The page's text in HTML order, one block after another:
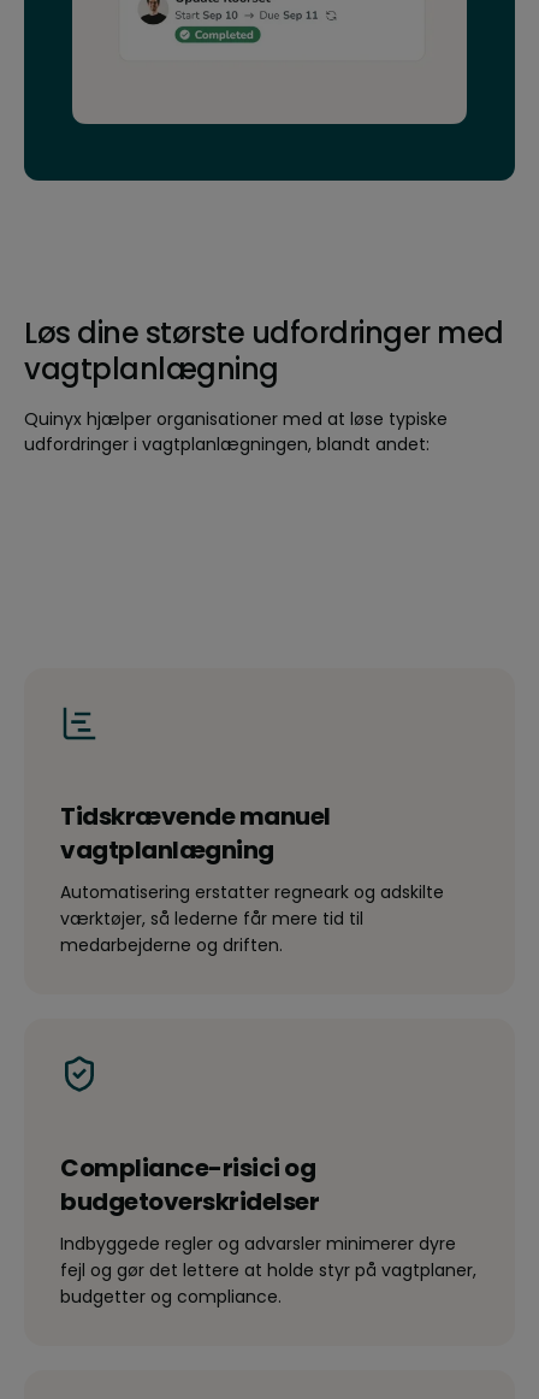
Løs dine største udfordringer med
vagtplanlægning
Quinyx hjælper organisationer med at løse typiske
udfordringer i vagtplanlægningen, blandt andet:
Tidskrævende manuel
vagtplanlægning
Automatisering erstatter regneark og adskilte
værktøjer, så lederne får mere tid til
medarbejderne og driften.
Compliance-risici og
budgetoverskridelser
Indbyggede regler og advarsler minimerer dyre
fejl og gør det lettere at holde styr på vagtplaner,
budgetter og compliance.